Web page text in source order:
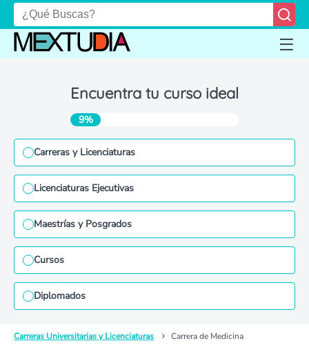
Encuentra tu curso ideal
9%
Carreras y Licenciaturas
Licenciaturas Ejecutivas
Maestrías y Posgrados
Cursos
Diplomados
Carreras Universitarias y Licenciaturas Carrera de Medicina